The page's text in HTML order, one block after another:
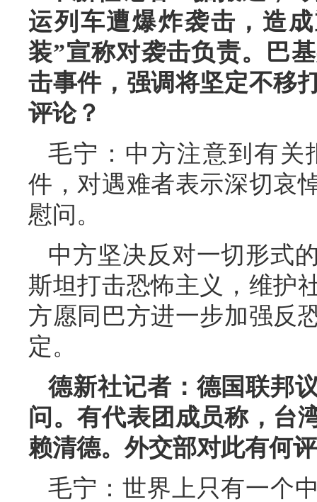
运列车遭爆炸袭击，造
装”宣称对袭击负责。巴
击事件，强调将坚定不移
评论？
毛宁：中方注意到有关
件，对遇难者表示深切哀
慰问。
中方坚决反对一切形式
斯坦打击恐怖主义，维护
方愿同巴方进一步加强反
定。
德新社记者：德国联邦
问。有代表团成员称，台
赖清德。外交部对此有何
毛宁：世界上只有一个